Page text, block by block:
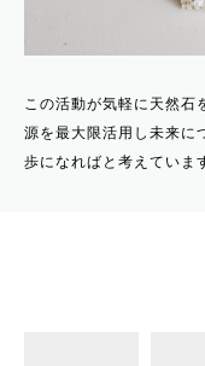
この活動が気軽に天然石
源を最大限活用し未来に
歩になればと考えていま